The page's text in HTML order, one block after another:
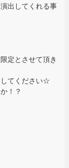
出してくれる事
定とさせて頂き
してください☆
！？